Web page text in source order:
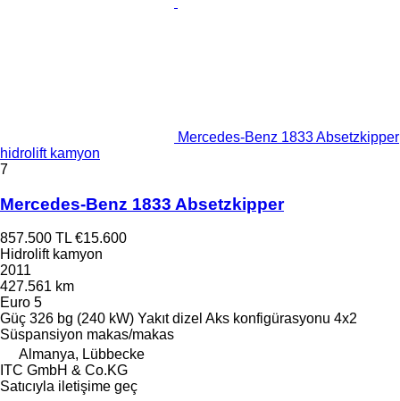
Mercedes-Benz 1833 Absetzkipper
hidrolift kamyon
7
Mercedes-Benz 1833 Absetzkipper
857.500 TL €15.600
Hidrolift kamyon
2011
427.561 km
Euro 5
Güç 326 bg (240 kW) Yakıt dizel Aks konfigürasyonu 4x2
Süspansiyon makas/makas
Almanya, Lübbecke
ITC GmbH & Co.KG
Satıcıyla iletişime geç